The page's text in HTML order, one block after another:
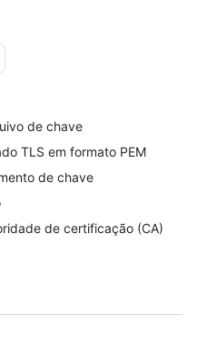
de chave
TLS em formato PEM
de chave
de certificação (CA)